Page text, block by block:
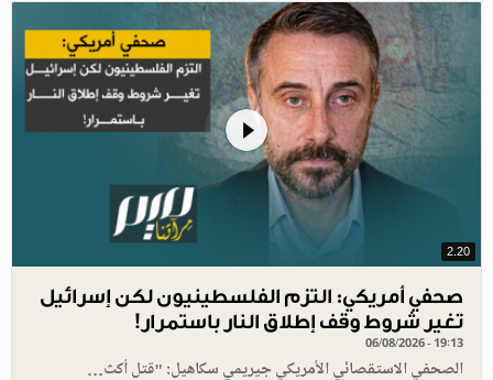
2.20
صحفي أمريكي: التزم الفلسطينيون لكن إسرائيل
تغير شروط وقف إطلاق النار باستمرار!
06/08/2026 - 19:13
الصحفي الاستقصائي الأمريكي جيريمي سكاهيل: "قتل أكث…